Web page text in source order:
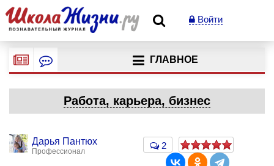
Войти
ГЛАВНОЕ
Работа, карьера, бизнес
Дарья Пантюх
Профессионал
2